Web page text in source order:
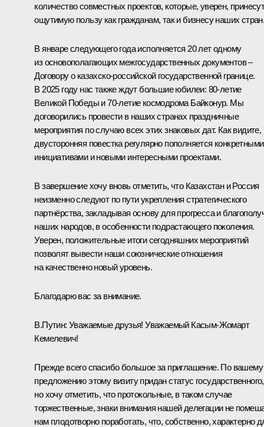
количество совместных проектов, которые, уверен,
ощутимую пользу как гражданам, так и бизнесу наших
В январе следующего года исполняется 20 лет одному
из основополагающих межгосударственных документов –
Договору о казахско-российской государственной границе.
В 2025 году нас также ждут большие юбилеи: 80-летие
Великой Победы и 70-летие космодрома Байконур. Мы
договорились провести в наших странах праздничные
мероприятия по случаю всех этих знаковых дат. Как видите,
двусторонняя повестка регулярно пополняется конкретными
инициативами и новыми интересными проектами.
В завершение хочу вновь отметить, что Казахстан и Россия
неизменно следуют по пути укрепления стратегического
партнёрства, закладывая основу для прогресса и
наших народов, в особенности подрастающего поколения.
Уверен, положительные итоги сегодняшних мероприятий
позволят вывести наши союзнические отношения
на качественно новый уровень.
Благодарю вас за внимание.
В.Путин: Уважаемые друзья! Уважаемый Касым-Жомарт
Кемелевич!
Прежде всего спасибо большое за приглашение. По вашему
предложению этому визиту придан статус государственного,
но хочу отметить, что протокольные, в таком случае
торжественные, знаки внимания нашей делегации не
нам плодотворно поработать, что, собственно, характерно